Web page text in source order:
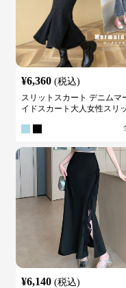
¥6,360 (税込)
スリットスカート デニムマ
イドスカート大人女性スリ
¥6,140 (税込)